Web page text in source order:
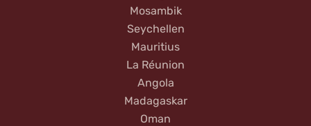
Mosambik
Seychellen
Mauritius
La Réunion
Angola
Madagaskar
Oman